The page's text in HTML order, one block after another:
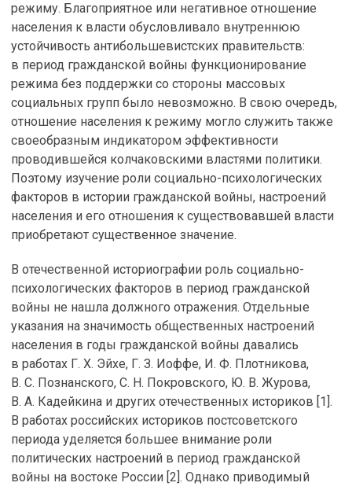
режиму. Благоприятное или негативное отношение
населения к власти обусловливало внутреннюю
устойчивость антибольшевистских правительств:
в период гражданской войны функционирование
режима без поддержки со стороны массовых
социальных групп было невозможно. В свою очередь,
отношение населения к режиму могло служить также
своеобразным индикатором эффективности
проводившейся колчаковскими властями политики.
Поэтому изучение роли социально-психологических
факторов в истории гражданской войны, настроений
населения и его отношения к существовавшей власти
приобретают существенное значение.
В отечественной историографии роль социально-
психологических факторов в период гражданской
войны не нашла должного отражения. Отдельные
указания на значимость общественных настроений
населения в годы гражданской войны давались
в работах Г. Х. Эйхе, Г. З. Иоффе, И. Ф. Плотникова,
В. С. Познанского, С. Н. Покровского, Ю. В. Журова,
В. А. Кадейкина и других отечественных историков [1].
В работах российских историков постсоветского
периода уделяется большее внимание роли
политических настроений в период гражданской
войны на востоке России [2]. Однако приводимый